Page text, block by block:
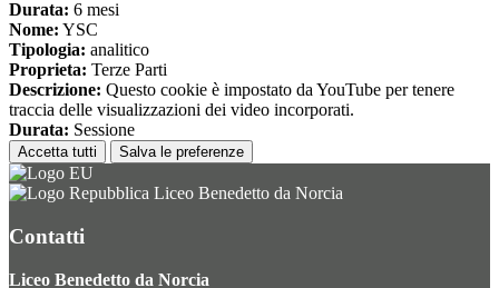
Durata: 6 mesi
Nome: YSC
Tipologia: analitico
Proprieta: Terze Parti
Descrizione: Questo cookie è impostato da YouTube per tenere
traccia delle visualizzazioni dei video incorporati.
Durata: Sessione
Accetta tutti Salva le preferenze
Liceo Benedetto da Norcia
Contatti
Liceo Benedetto da Norcia